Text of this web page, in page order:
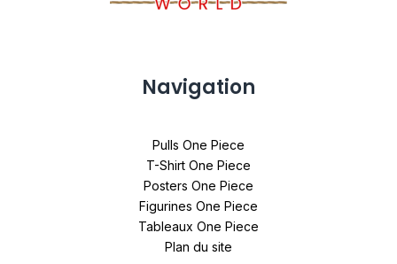
Navigation
Pulls One Piece
T-Shirt One Piece
Posters One Piece
Figurines One Piece
Tableaux One Piece
Plan du site